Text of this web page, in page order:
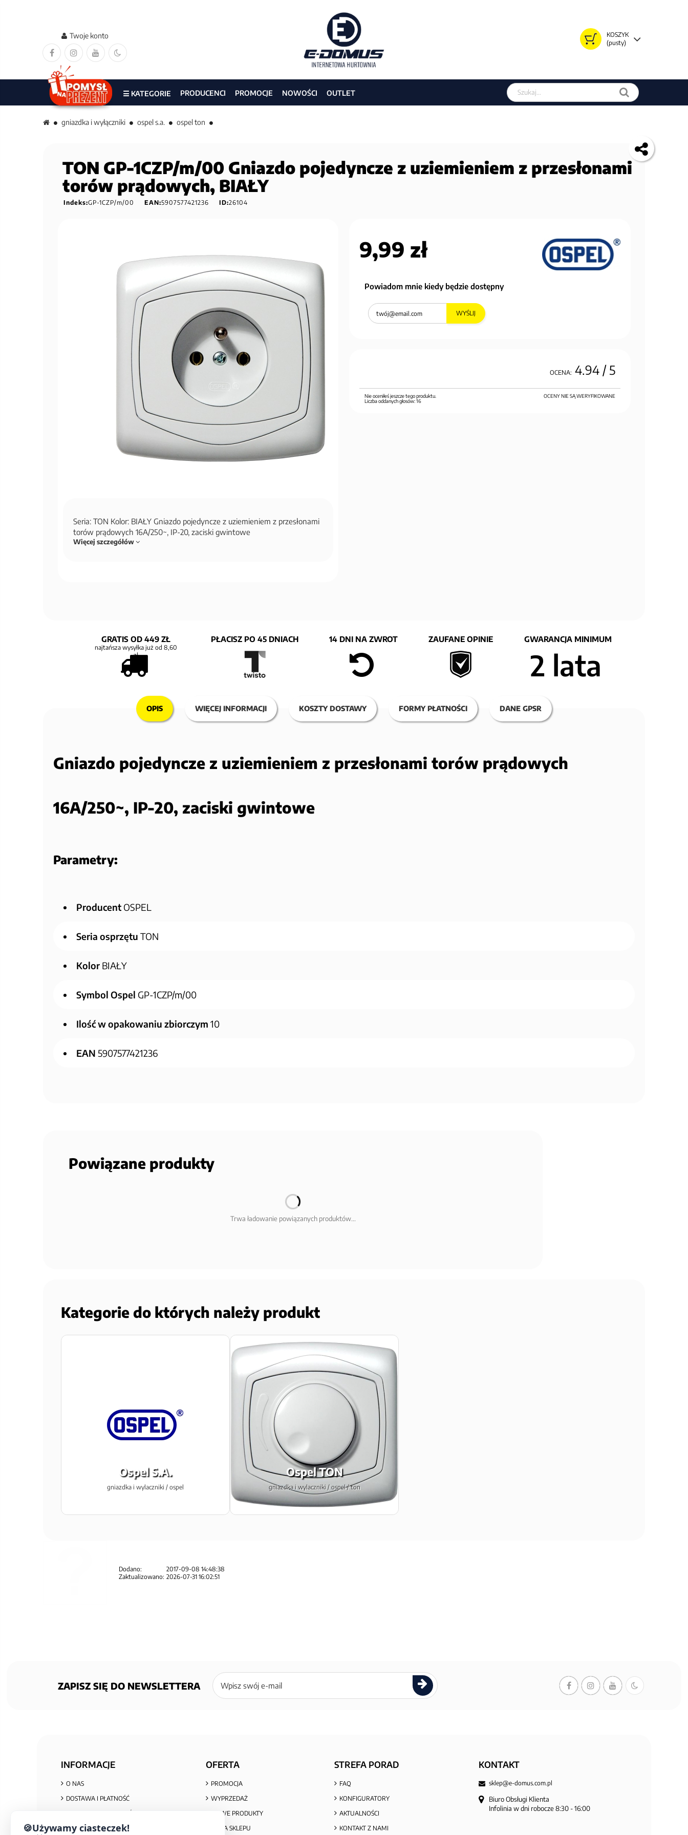
KOSZYK
(pusty)
Twoje konto
Szukaj w sklepie
☰ KATEGORIE PRODUCENCI PROMOCJE NOWOŚCI OUTLET
gniazdka i wyłączniki ospel s.a. ospel ton
TON GP-1CZP/m/00 Gniazdo pojedyncze z uziemieniem z przesłonami
torów prądowych, BIAŁY
Indeks:GP-1CZP/m/00 EAN:5907577421236 ID:26104
Seria: TON Kolor: BIAŁY Gniazdo pojedyncze z uziemieniem z przesłonami
torów prądowych 16A/250~, IP-20, zaciski gwintowe
Więcej szczegółów
9,99 zł
Powiadom mnie kiedy będzie dostępny
WYŚLIJ
OCENA: 4.94/ 5
OCENY NIE SĄ WERYFIKOWANE
Nie oceniłeś jeszcze tego produktu.
Liczba oddanych głosów:16
GRATIS OD 449 ZŁ
najtańsza wysyłka już od 8,60
zł
PŁACISZ PO 45 DNIACH 14 DNI NA ZWROT ZAUFANE OPINIE GWARANCJA MINIMUM
2 lata
OPIS WIĘCEJ INFORMACJI KOSZTY DOSTAWY FORMY PŁATNOŚCI DANE GPSR
Gniazdo pojedyncze z uziemieniem z przesłonami torów prądowych
16A/250~, IP-20, zaciski gwintowe
Parametry:
Producent OSPEL
Seria osprzętu TON
Kolor BIAŁY
Symbol Ospel GP-1CZP/m/00
Ilość w opakowaniu zbiorczym 10
EAN 5907577421236
Powiązane produkty
Trwa ładowanie powiązanych produktów...
Kategorie do których należy produkt
Ospel S.A.
gniazdka i wylaczniki / ospel
Ospel TON
gniazdka i wylaczniki / ospel / ton
Dodano:
2017-09-08 14:48:38
Zaktualizowano: 2026-07-31 16:02:51
ZAPISZ SIĘ DO NEWSLETTERA
Zapisz
się
newslettera
INFORMACJE
O NAS
DOSTAWA I PŁATNOŚĆ
REGULAMIN ZAKUPÓW
OFERTA
PROMOCJA
WYPRZEDAŻ
NOWE PRODUKTY
MAPA SKLEPU
STREFA PORAD
FAQ
KONFIGURATORY
AKTUALNOŚCI
KONTAKT Z NAMI
KONTAKT
sklep@e-domus.com.pl
Biuro Obsługi Klienta
Infolinia w dni robocze 8:30 - 16:00
🍪Używamy ciasteczek!